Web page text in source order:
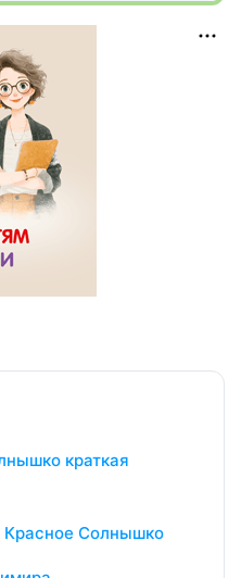
краткая
Красное Солнышко